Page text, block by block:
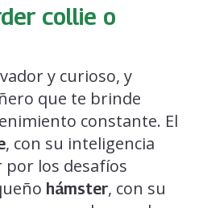
collie o
y curioso, y
que te brinde
constante. El
, con su inteligencia
los desafíos
hámster, con su